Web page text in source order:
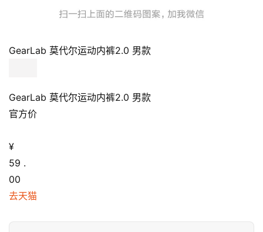
GearLab 莫代尔运动内裤2.0 男款
GearLab 莫代尔运动内裤2.0 男款
官方价
¥
59 .
00
去天猫